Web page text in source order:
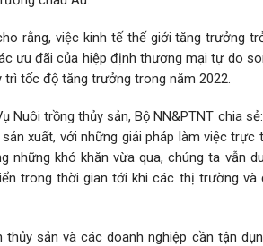
rằng, việc kinh tế thế giới tăng trưởng
ưu đãi của hiệp định thương mại tự do
tốc độ tăng trưởng trong năm 2022.
Nuôi trồng thủy sản, Bộ NN&PTNT chia
xuất, với những giải pháp làm việc
những khó khăn vừa qua, chúng ta vẫn
trong thời gian tới khi các thị trường
thủy sản và các doanh nghiệp cần tận